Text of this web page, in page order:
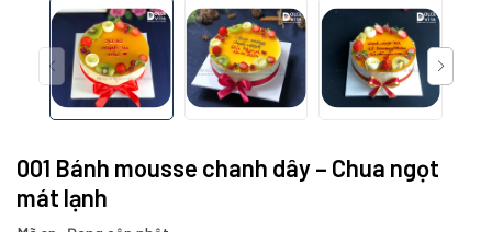
001 Bánh mousse chanh dây – Chua ngọt
mát lạnh